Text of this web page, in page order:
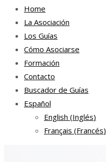
Home
La Asociación
Los Guías
Cómo Asociarse
Formación
Contacto
Buscador de Guías
Español
English (Inglés)
Français (Francés)